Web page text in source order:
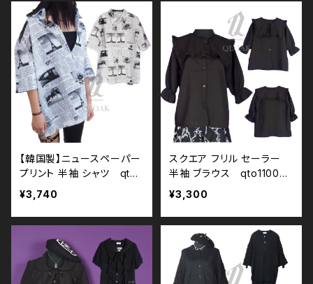
パンク ロック Ｖ 系 韓国フ
ァッション ストリート系 原
宿 韓国ブランド ninenuts
ナインナッツ
ク ロック Ｖ 系 韓国ファッ
ション ストリート系 原宿 韓
国ブランド ninenuts ナイン
ナッツ
【韓国製】ニュースペーパー
プリント 半袖 シャツ qto1
10011 大きいサイズ ユニ
セックス ビッグシルエット
オーバーサイズ ロングアー
トーン ブラックコーデ 黒コ
ーデ モード 系 韓国ファッシ
ョン ストリート系 原宿 韓国
¥3,740
スクエア フリル セーラー
半袖 ブラウス qto110005
モノトーン ブラックコー
デ 黒コーデ モード 系 ゴス
ゴシック ゴスロリ パンク ロ
ック Ｖ 系 地雷 原宿 個性
¥3,300